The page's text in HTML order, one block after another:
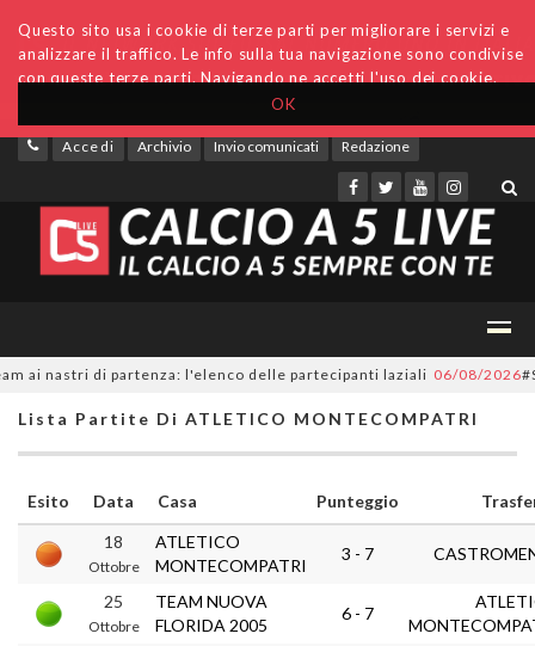
OK
Questo sito usa i cookie di terze parti per migliorare i servizi e
analizzare il traffico. Le info sulla tua navigazione sono condivise
con queste terze parti. Navigando ne accetti l'uso dei cookie.
Accedi Archivio Invio comunicati Redazione
nastri di partenza: l'elenco delle partecipanti laziali 06/08/2026
Lista Partite Di ATLETICO MONTECOMPATRI
Esito Data Casa Punteggio
18
Ottobre
ATLETICO
MONTECOMPATRI
3 - 7
25
Ottobre
TEAM NUOVA
FLORIDA 2005
6 - 7